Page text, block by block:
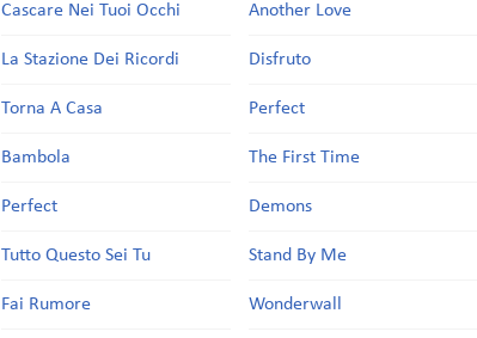
Cascare Nei Tuoi Occhi
La Stazione Dei Ricordi
Torna A Casa
Bambola
Perfect
Tutto Questo Sei Tu
Fai Rumore
Another Love
Disfruto
Perfect
The First Time
Demons
Stand By Me
Wonderwall